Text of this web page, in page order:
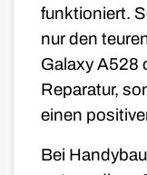
funktioniert.
nur den
Galaxy A528
Reparatur,
einen
Bei